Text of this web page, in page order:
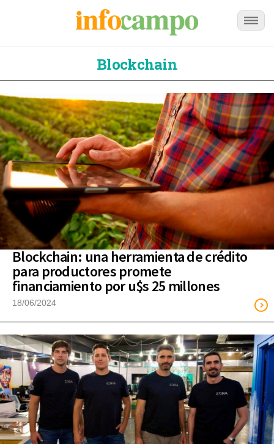
Blockchain
Blockchain: una herramienta de crédito
para productores promete
financiamiento por u$s 25 millones
18/06/2024